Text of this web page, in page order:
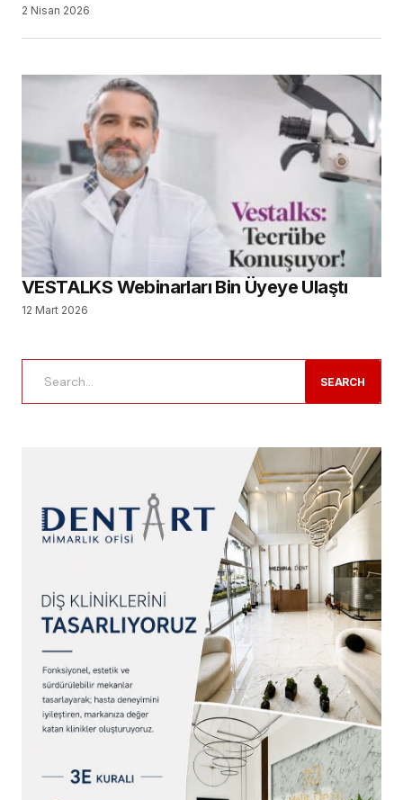
2 Nisan 2026
VESTALKS Webinarları Bin Üyeye Ulaştı
12 Mart 2026
SEARCH